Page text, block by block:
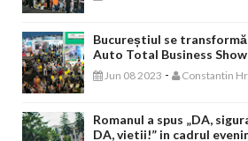
Bucureștiul se
Auto Total Business
Jun 08 2023 - Constantin
Romanul a spus „DA,
DA, vietii!” in cadrul